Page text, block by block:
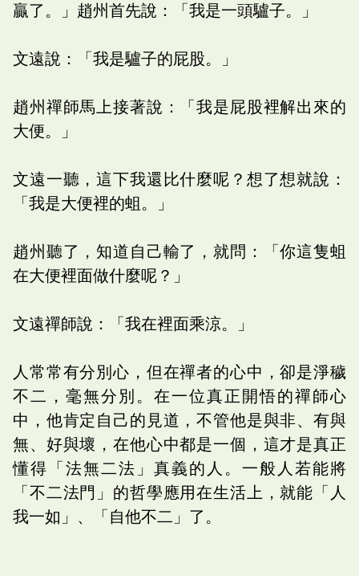
贏了。」趙州首先說：「我是一頭驢子。」
文遠說：「我是驢子的屁股。」
趙州禪師馬上接著說：「我是屁股裡解出來的
大便。」
文遠一聽，這下我還比什麼呢？想了想就說：
「我是大便裡的蛆。」
趙州聽了，知道自己輸了，就問：「你這隻蛆
在大便裡面做什麼呢？」
文遠禪師說：「我在裡面乘涼。」
人常常有分別心，但在禪者的心中，卻是淨穢
不二，毫無分別。在一位真正開悟的禪師心
中，他肯定自己的見道，不管他是與非、有與
無、好與壞，在他心中都是一個，這才是真正
懂得「法無二法」真義的人。一般人若能將
「不二法門」的哲學應用在生活上，就能「人
我一如」、「自他不二」了。